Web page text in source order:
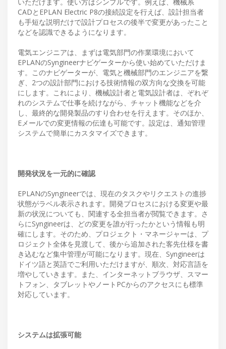
CADとEPLAN Electric P8の接続設定を行えば、設計担当者
も手短な説明だけで設計プロセスの後半で変更があったこと
などを認識できるようになります。
電気エンジニアは、まずは電気部門の作業環境において
EPLANのSyngineerナビゲーターから使い始めていただけま
す。このナビゲーターが、電気と機械部門のエンジニアを繋
ぎ、2つの設計部門における技術情報の双方向な交換を可能
にします。これにより、機械設計者と電気設計者は、ぞれぞ
れのシステムで仕事を続けながら、チャット機能などを介
し、最終的な開発製品のすり合わせを行えます。そのほか、
Eメールでの変更情報の伝達も可能です。設定は、通知管理
システムで簡単にカスタマイズできます。
開発状況を一元的に確認
EPLANのSyngineerでは、現在のタスクやリクエストの進捗
状態がラベル表示されます。開発プロセスにおける変更や最
新の状況についても、関連する全担当者が閲覧できます。さ
らにSyngineerは、どの変更を誰が行ったかという情報も明
確にします。そのため、プロジェクト・マネージャーは、プ
ロジェクト全体を見渡して、後から追加された客先仕様を書
き込むなど集中管理が可能になります。現在、Syngineerは
ドイツ語と英語でご利用いただけますが、順次、対応言語を
増やしていきます。また、インターネットブラウザ、スマー
トフォン、タブレットやノートPCからのアクセスにも標準
対応しています。
システムは拡張可能